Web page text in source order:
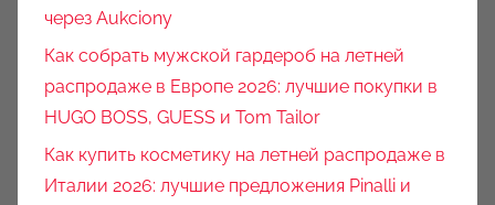
через Aukciony
Как собрать мужской гардероб на летней
распродаже в Европе 2026: лучшие покупки в
HUGO BOSS, GUESS и Tom Tailor
Как купить косметику на летней распродаже в
Италии 2026: лучшие предложения Pinalli и